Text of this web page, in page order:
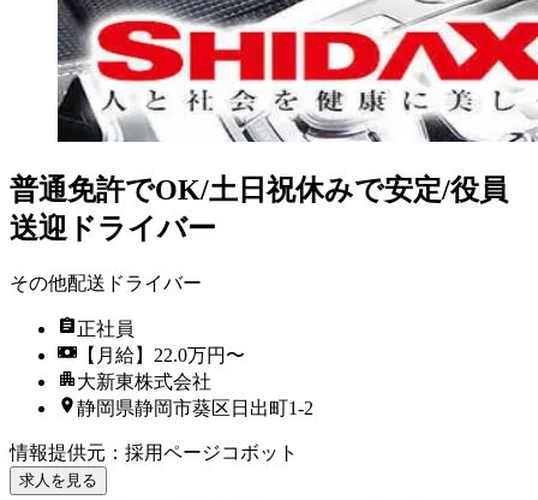
普通免許でOK/土日祝休みで安定/役員
送迎ドライバー
その他配送ドライバー
正社員
【月給】22.0万円〜
大新東株式会社
静岡県静岡市葵区日出町1-2
情報提供元 ： 採用ページコボット
求人を見る